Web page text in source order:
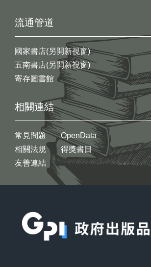
流通管道
國家書店(另開新視窗)
五南書店(另開新視窗)
寄存圖書館
相關連結
常見問題
相關法規
友善連結
OpenData
得獎書目